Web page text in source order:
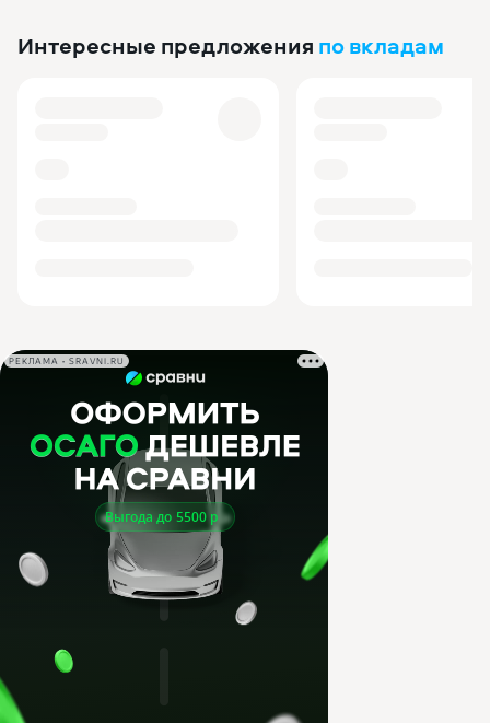
Интересные предложения по вкладам
РЕКЛАМА • SRAVNI.RU